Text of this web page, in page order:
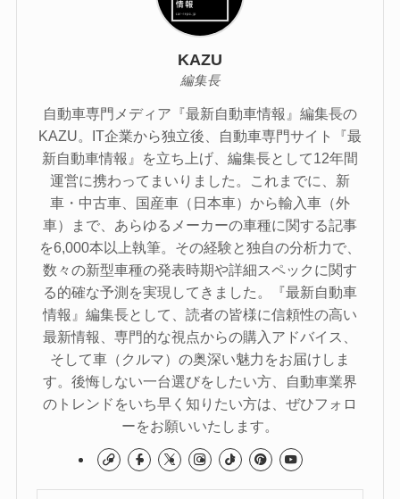
KAZU
編集長
自動車専門メディア『最新自動車情報』編集長の
KAZU。IT企業から独立後、自動車専門サイト『最
新自動車情報』を立ち上げ、編集長として12年間
運営に携わってまいりました。これまでに、新
車・中古車、国産車（日本車）から輸入車（外
車）まで、あらゆるメーカーの車種に関する記事
を6,000本以上執筆。その経験と独自の分析力で、
数々の新型車種の発表時期や詳細スペックに関す
る的確な予測を実現してきました。『最新自動車
情報』編集長として、読者の皆様に信頼性の高い
最新情報、専門的な視点からの購入アドバイス、
そして車（クルマ）の奥深い魅力をお届けしま
す。後悔しない一台選びをしたい方、自動車業界
のトレンドをいち早く知りたい方は、ぜひフォロ
ーをお願いいたします。